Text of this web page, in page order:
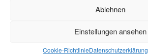
Ablehnen
Einstellungen ansehen
Cookie-RichtlinieDatenschutzerklärung
Top-Beiträge und Top-Seiten